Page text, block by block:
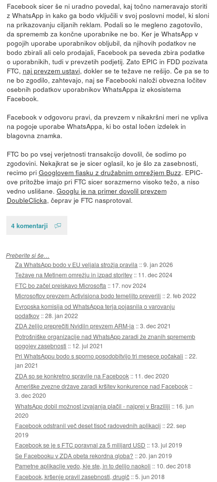
Facebook sicer še ni uradno povedal, kaj točno nameravajo storiti
z WhatsApp in kako ga bodo vključili v svoj poslovni model, ki sloni
na prikazovanju ciljanih reklam. Podali so le megleno zagotovilo,
da sprememb za končne uporabnike ne bo. Ker je WhatsApp v
pogojih uporabe uporabnikov obljubil, da njihovih podatkov ne
bodo zbirali ali celo prodajali, Facebook pa seveda zbira podatke
o uporabnikih, tudi v prevzetih podjetij. Zato EPIC in FDD pozivata
FTC, naj prevzem ustavi, dokler se te težave ne rešijo. Če pa se to
ne bo zgodilo, zahtevajo, naj se Facebooki naloži obvezna ločitev
osebnih podatkov uporabnikov WhatsAppa iz ekosistema
Facebook.
Facebook v odgovoru pravi, da prevzem v nikakršni meri ne vpliva
na pogoje uporabe WhatsAppa, ki bo ostal ločen izdelek in
blagovna znamka.
FTC bo po vsej verjetnosti transakcijo dovolil, če sodimo po
zgodovini. Nekajkrat se je sicer oglasil, ko je šlo za zasebnosti,
recimo pri Googlovem fiasku z družabnim omrežjem Buzz. EPIC-
ove pritožbe imajo pri FTC sicer sorazmerno visoko težo, a niso
vedno uslišane. Googlu je na primer dovolil prevzem
DoubleClicka, čeprav je FTC nasprotoval.
4 komentarji
Preberite si še…
Za WhatsApp bodo v EU veljala strožja pravila ::9. jan 2026
Težave na Metinem omrežju in izpad storitev :: 11. dec 2024
FTC bo začel preiskavo Microsofta :: 17. nov 2024
Microsoftov prevzem Activisiona bodo temeljito preverili ::2. feb 2022
Evropska komisija od WhatsAppa terja pojasnila o varovanju
podatkov ::28. jan 2022
ZDA želijo preprečiti Nvidiin prevzem ARM-ja ::3. dec 2021
Potrošniške organizacije nad WhatsApp zaradi že znanih sprememb
pogojev zasebnosti :: 12. jul 2021
Pri WhatsAppu bodo s sporno posodobitvijo tri mesece počakali ::22.
jan 2021
ZDA so se konkretno spravile na Facebook :: 11. dec 2020
Ameriške zvezne države zaradi kršitev konkurence nad Facebook ::
3. dec 2020
WhatsApp dobil možnost izvajanja plačil - najprej v Braziliji :: 16. jun
2020
Facebook odstranil več deset tisoč radovednih aplikacij ::22. sep
2019
Facebook se je s FTC poravnal za 5 milijard USD :: 13. jul 2019
Se Facebooku v ZDA obeta rekordna globa? ::20. jan 2019
Pametne aplikacije vedo, kje ste, in to delijo naokoli :: 10. dec 2018
Facebook, kršenje pravil zasebnosti, drugič ::5. jun 2018